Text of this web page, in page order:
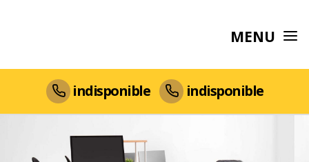
MENU
indisponible indisponible